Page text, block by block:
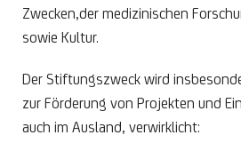
Zwecken,der medizinischen
sowie Kultur.
Der Stiftungszweck wird
zur Förderung von Projekten und
auch im Ausland, verwirklicht: